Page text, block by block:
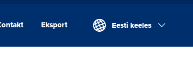
Eksport Eesti keeles
Eesti AS
Eksport